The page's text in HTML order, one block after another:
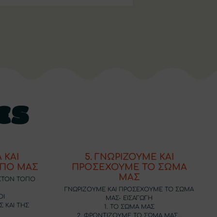
ΜΑΣ
ΤΟΠΟ
ΚΑΙ ΤΗΣ
5. ΓΝΩΡΙΖΟΥΜΕ ΚΑΙ
ΠΡΟΣΕΧΟΥΜΕ ΤΟ ΣΩΜΑ
ΜΑΣ
ΓΝΩΡΙΖΟΥΜΕ ΚΑΙ ΠΡΟΣΕΧΟΥΜΕ ΤΟ ΣΩΜΑ
ΜΑΣ- ΕΙΣΑΓΩΓΗ
1. TO ΣΩΜΑ ΜΑΣ
2. ΦΡΟΝΤΙΖΟΥΜΕ ΤΟ ΣΩΜΑ ΜΑΣ…